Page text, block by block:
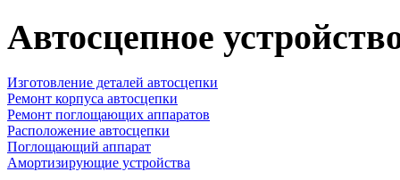
Автосцепное
Изготовление деталей автосцепки
Ремонт корпуса автосцепки
Ремонт поглощающих аппаратов
Расположение автосцепки
Поглощающий аппарат
Амортизирующие устройства